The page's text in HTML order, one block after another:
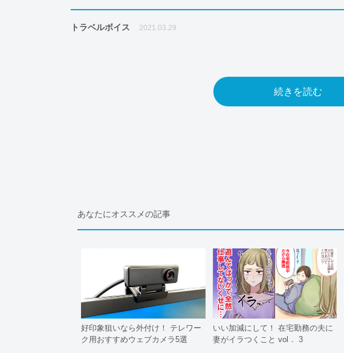
トラベルボイス 2021.03.29
続きを読む
あなたにオススメの記事
好印象狙いなら外付け！ テレワー
ク用おすすめウェブカメラ5選
いい加減にして！ 在宅勤務の夫に
妻がイラつくこと vol． 3